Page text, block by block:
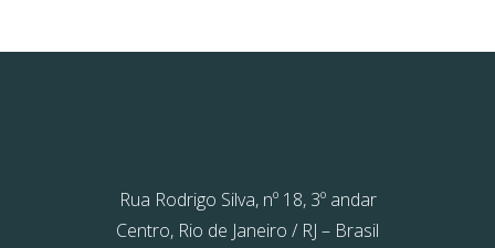
Rua Rodrigo Silva, nº 18, 3º andar
Centro, Rio de Janeiro / RJ – Brasil